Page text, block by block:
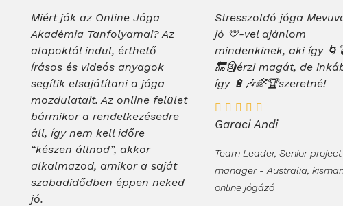
Miért jók az Online Jóga
Akadémia Tanfolyamai? Az
alapoktól indul, érthető
írásos és videós anyagok
segítik elsajátítani a jóga
mozdulatait. Az online felület
bármikor a rendelkezésedre
áll, így nem kell időre
“készen állnod”, akkor
alkalmazod, amikor a saját
szabadidődben éppen neked
jó.
Stresszoldó jóga
jó 💛-vel ajánlom
mindenkinek, aki így
🔚🗿érzi magát, de
így 🔋🎶🌈🏆szeretné!
Garaci Andi
Team Leader, Senior project
manager - Australia,
online jógázó